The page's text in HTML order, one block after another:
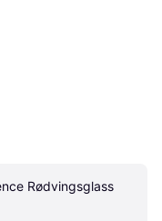
Rødvingsglass